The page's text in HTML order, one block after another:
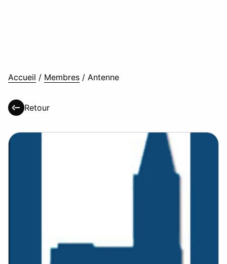
Accueil / Membres / Antenne
Retour